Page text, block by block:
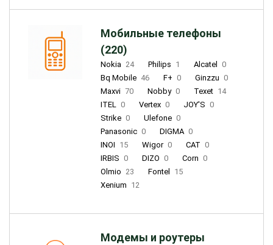
Мобильные телефоны
(220)
Nokia 24 Philips 1 Alcatel
0
Bq Mobile 46 F+ 0 Ginzzu 0
Maxvi 70 Nobby 0 Texet 14
ITEL 0 Vertex 0 JOY'S 0
Strike 0 Ulefone 0
Panasonic 0 DIGMA 0
INOI 15 Wigor 0 CAT 0
IRBIS 0 DIZO 0 Corn 0
Olmio 23 Fontel
15
Xenium 12
Модемы и роутеры